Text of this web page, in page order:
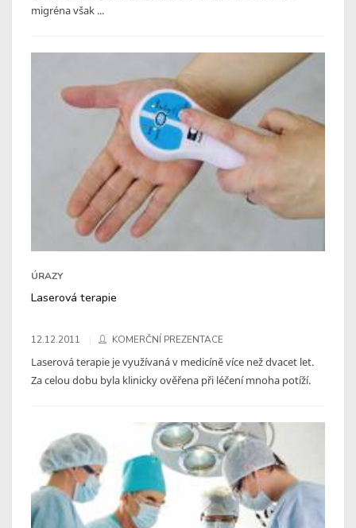
migréna však ...
ÚRAZY
Laserová terapie
12.12.2011 KOMERČNÍ PREZENTACE
Laserová terapie je využívaná v medicíně více než dvacet let.
Za celou dobu byla klinicky ověřena při léčení mnoha potíží.